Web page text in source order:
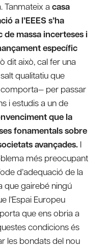
Tanmateix a casa
a l’EEES s’ha
massa incerteses i
específic
dit això, cal fer una
qualitatiu que
per passar
i estudis a un de
que la
fonamentals sobre
avançades. I
més preocupant
d’adequació de la
que gairebé ningú
l’Espai Europeu
que ens obria a
condicions és
les bondats del nou